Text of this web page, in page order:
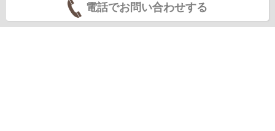
電話でお問い合わせする